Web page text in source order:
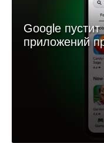
Google
приложений